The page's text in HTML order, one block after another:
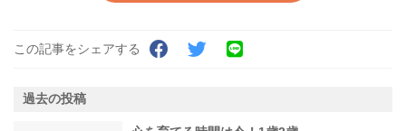
この記事をシェアする
過去の投稿